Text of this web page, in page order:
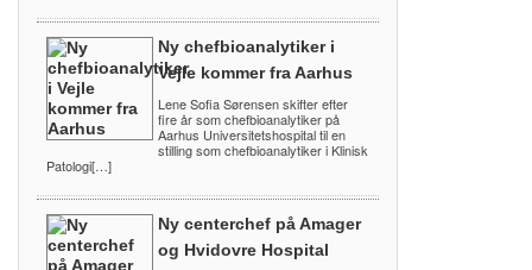
Ny chefbioanalytiker i
Vejle kommer fra Aarhus
Lene Sofia Sørensen skifter efter
fire år som chefbioanalytiker på
Aarhus Universitetshospital til en
stilling som chefbioanalytiker i Klinisk
Patologi[…]
Ny centerchef på Amager
og Hvidovre Hospital